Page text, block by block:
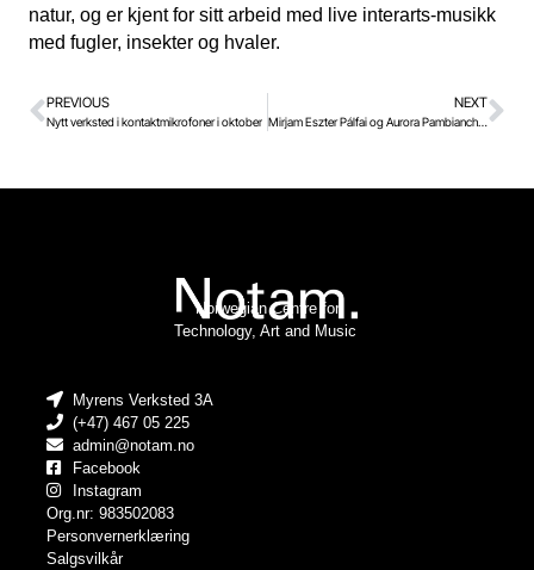
natur, og er kjent for sitt arbeid med live interarts-musikk
med fugler, insekter og hvaler.
PREVIOUS
Nytt verksted i kontaktmikrofoner i oktober
NEXT
Mirjam Eszter Pálfai og Aurora Pambianchi på Notams Live Meetup for kunstnere i teknologi
Norwegian Centre for
Technology, Art and Music
Myrens Verksted 3A
(+47) 467 05 225
admin@notam.no
Facebook
Instagram
Org.nr: 983502083
Personvernerklæring
Salgsvilkår